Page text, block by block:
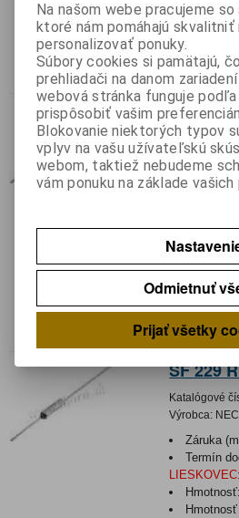
ks
Nie je na
89°C
Katalógové
Výrobca:
LIESKOVEC
Poistka
D4,2xL11mm
SF 229
Katalógové
Výrobca:
Záruka
Termín
LIESKOVEC:
Na našom webe pracujeme
ktoré nám pomáhajú skvalitniť
personalizovať ponuky.
Súbory cookies si pamätajú,
prehliadači na danom
webová stránka funguje
prispôsobiť vašim
Blokovanie niektorých typov
vplyv na vašu užívateľskú
webom, taktiež nebudeme
vám ponuku na základe
Odmietnuť
Prijať všetky